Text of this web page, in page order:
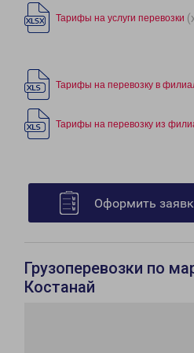
Тарифы на услуги перевозки
Тарифы на перевозку в
Тарифы на перевозку из
Оформить
Грузоперевозки по
Костанай